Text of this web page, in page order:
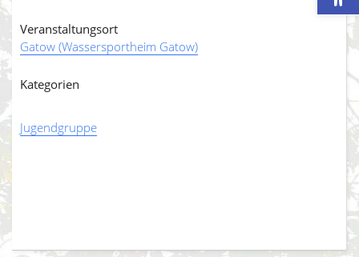
Veranstaltungsort
Gatow (Wassersportheim Gatow)
Kategorien
Jugendgruppe